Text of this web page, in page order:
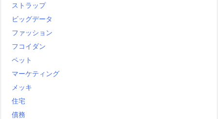
ストラップ
ビッグデータ
ファッション
フコイダン
ペット
マーケティング
メッキ
住宅
債務